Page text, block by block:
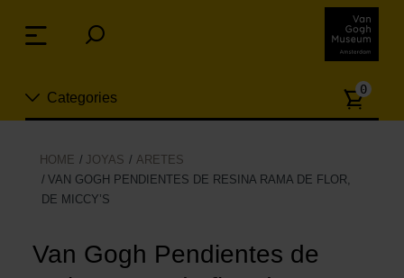
links
Jump
content
navigation
Categories
Nuevo
Joyas
Moda
0
HOME JOYAS
ARETES
VAN GOGH PENDIENTES DE RESINA RAMA DE FLOR,
DE MICCY’S
Van Gogh Pendientes de
Menu